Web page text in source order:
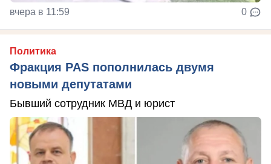
вчера в 11:59 0
Политика
Фракция PAS пополнилась двумя
новыми депутатами
Бывший сотрудник МВД и юрист